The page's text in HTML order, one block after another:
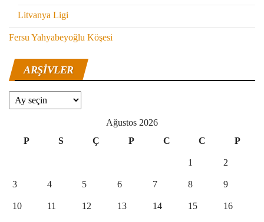
Litvanya Ligi
Fersu Yahyabeyoğlu Köşesi
ARŞIVLER
Arşivler
Ağustos 2026
P
S Ç P C C P
1 2
3 4 5 6 7 8 9
10 11 12 13 14 15 16